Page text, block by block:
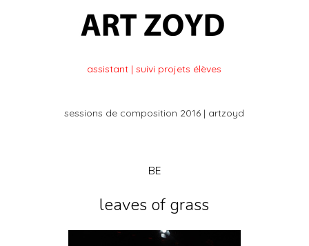
assistant | suivi projets élèves
sessions de composition 2016 | artzoyd
BE
leaves of grass